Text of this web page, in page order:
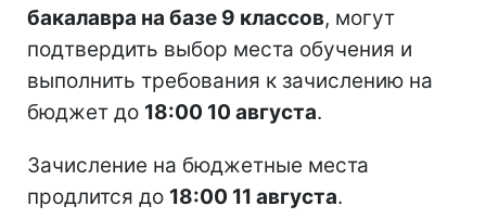
бакалавра на базе 9 классов, могут
подтвердить выбор места обучения и
выполнить требования к зачислению на
бюджет до 18:00 10 августа.
Зачисление на бюджетные места
продлится до 18:00 11 августа.